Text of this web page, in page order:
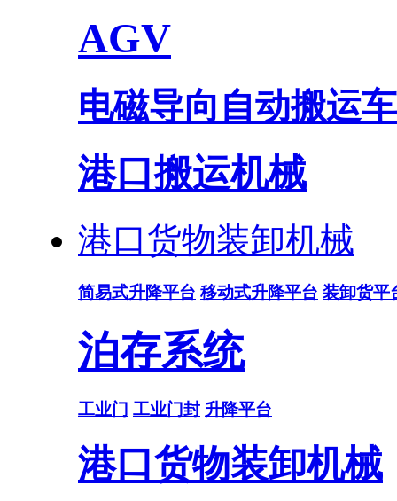
AGV
电磁导向自动搬运车
港口搬运机械
港口货物装卸机械
简易式升降平台 移动式升降平台 装卸货平
泊存系统
工业门 工业门封 升降平台
港口货物装卸机械